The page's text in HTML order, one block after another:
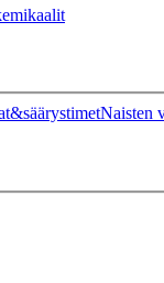
Naisten